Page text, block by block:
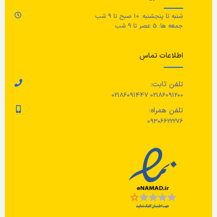
شنبه تا پنجشنبه: 10 صبح تا 9 شب
جمعه ها: 5 عصر تا 9 شب
اطلاعات تماس
تلفن ثابت:
02186091200 02186091447
تلفن همراه:
09306622276